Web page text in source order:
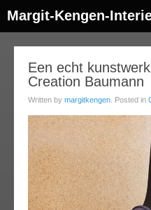
Margit-Kengen-
Een echt
Creation Baumann
Written by margitkengen . Posted in